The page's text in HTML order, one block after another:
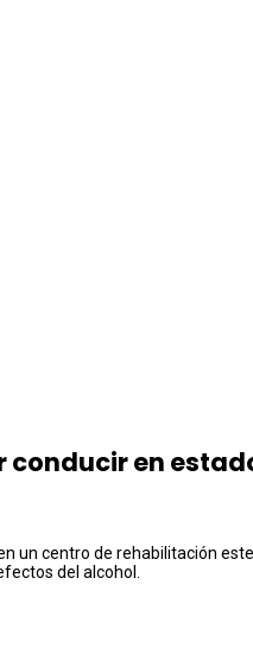
en
un centro de rehabilitación
del alcohol.